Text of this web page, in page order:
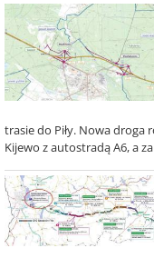
trasie do Piły. Nowa droga
Kijewo z autostradą A6, a